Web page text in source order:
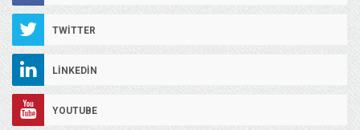
TWITTER
LINKEDIN
YOUTUBE